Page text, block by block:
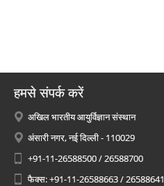
हमसे संपर्क करें
अखिल भारतीय आयुर्विज्ञान संस्थान
अंसारी नगर, नई दिल्ली - 110029
+91-11-26588500 / 26588700
फैक्स: +91-11-26588663 / 26588641